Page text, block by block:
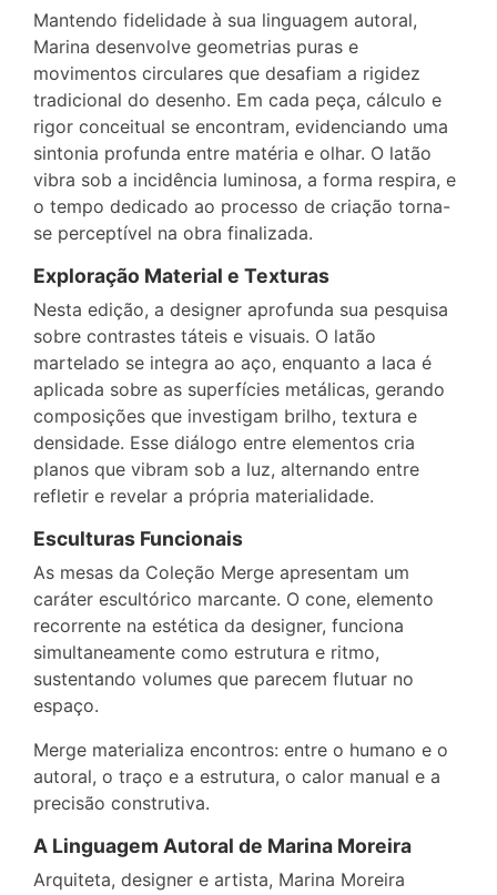
Mantendo fidelidade à sua linguagem autoral,
Marina desenvolve geometrias puras e
movimentos circulares que desafiam a rigidez
tradicional do desenho. Em cada peça, cálculo e
rigor conceitual se encontram, evidenciando uma
sintonia profunda entre matéria e olhar. O latão
vibra sob a incidência luminosa, a forma respira, e
o tempo dedicado ao processo de criação torna-
se perceptível na obra finalizada.
Exploração Material e Texturas
Nesta edição, a designer aprofunda sua pesquisa
sobre contrastes táteis e visuais. O latão
martelado se integra ao aço, enquanto a laca é
aplicada sobre as superfícies metálicas, gerando
composições que investigam brilho, textura e
densidade. Esse diálogo entre elementos cria
planos que vibram sob a luz, alternando entre
refletir e revelar a própria materialidade.
Esculturas Funcionais
As mesas da Coleção Merge apresentam um
caráter escultórico marcante. O cone, elemento
recorrente na estética da designer, funciona
simultaneamente como estrutura e ritmo,
sustentando volumes que parecem flutuar no
espaço.
Merge materializa encontros: entre o humano e o
autoral, o traço e a estrutura, o calor manual e a
precisão construtiva.
A Linguagem Autoral de Marina Moreira
Arquiteta, designer e artista, Marina Moreira